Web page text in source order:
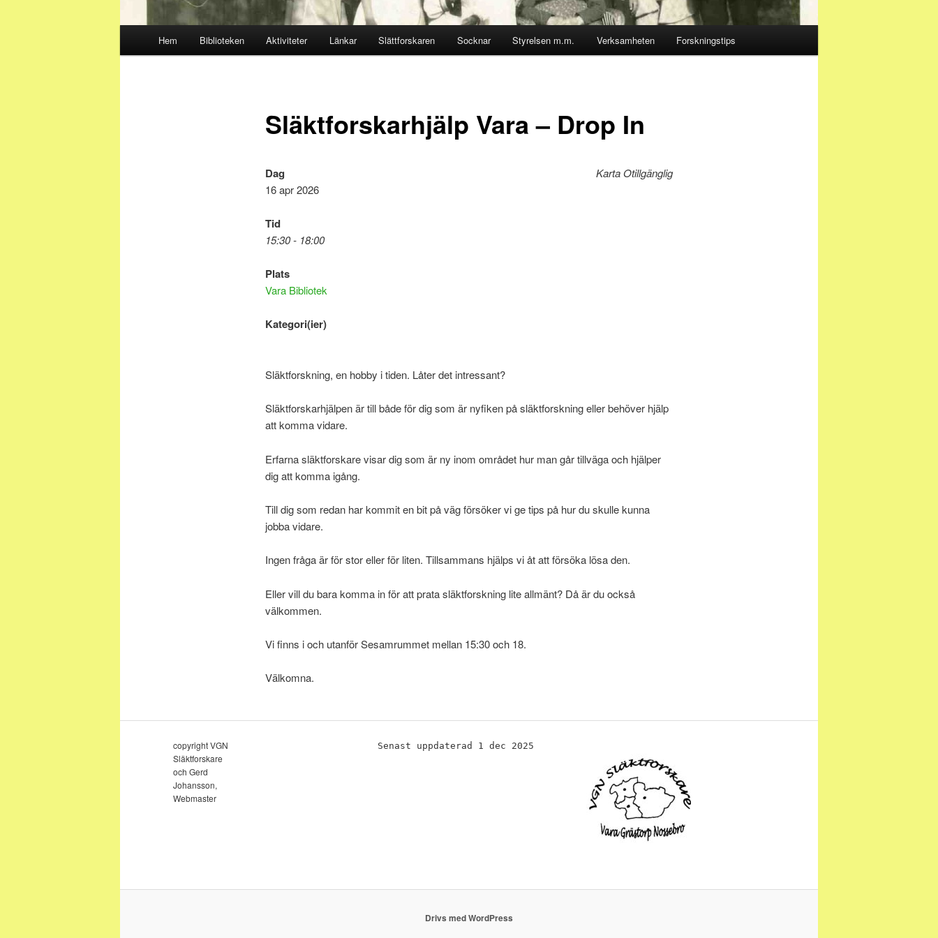
Hem Biblioteken Aktiviteter Länkar Slättforskaren Socknar Styrelsen m.m. Verksamheten Forskningstips
Släktforskarhjälp Vara – Drop In
Karta Otillgänglig
Dag
16 apr 2026
Tid
15:30 - 18:00
Plats
Vara Bibliotek
Kategori(ier)
Släktforskning, en hobby i tiden. Låter det intressant?
Släktforskarhjälpen är till både för dig som är nyfiken på släktforskning eller behöver hjälp
att komma vidare.
Erfarna släktforskare visar dig som är ny inom området hur man går tillväga och hjälper
dig att komma igång.
Till dig som redan har kommit en bit på väg försöker vi ge tips på hur du skulle kunna
jobba vidare.
Ingen fråga är för stor eller för liten. Tillsammans hjälps vi åt att försöka lösa den.
Eller vill du bara komma in för att prata släktforskning lite allmänt? Då är du också
välkommen.
Vi finns i och utanför Sesamrummet mellan 15:30 och 18.
Välkomna.
copyright VGN
Släktforskare
och Gerd
Johansson,
Webmaster
Senast uppdaterad 1 dec 2025
Drivs med WordPress